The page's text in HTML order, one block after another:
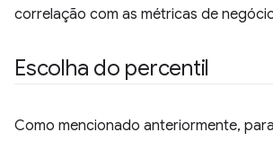
correlação com as métricas de
Escolha do percentil
Como mencionado anteriormente,